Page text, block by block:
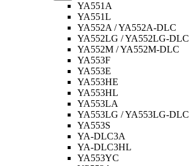
YA551A
YA551L
YA552A / YA552A-DLC
YA552LG / YA552LG-DLC
YA552M / YA552M-DLC
YA553F
YA553E
YA553HE
YA553HL
YA553LA
YA553LG / YA553LG-DLC
YA553S
YA-DLC3A
YA-DLC3HL
YA553YC